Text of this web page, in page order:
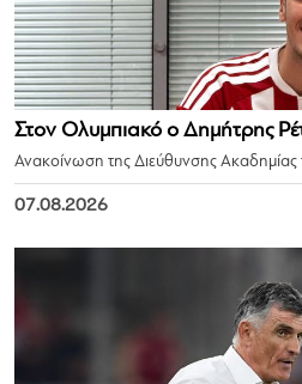
Στον Ολυμπιακό ο Δημήτρης
Ανακοίνωση της Διεύθυνσης Ακαδημίας
07.08.2026